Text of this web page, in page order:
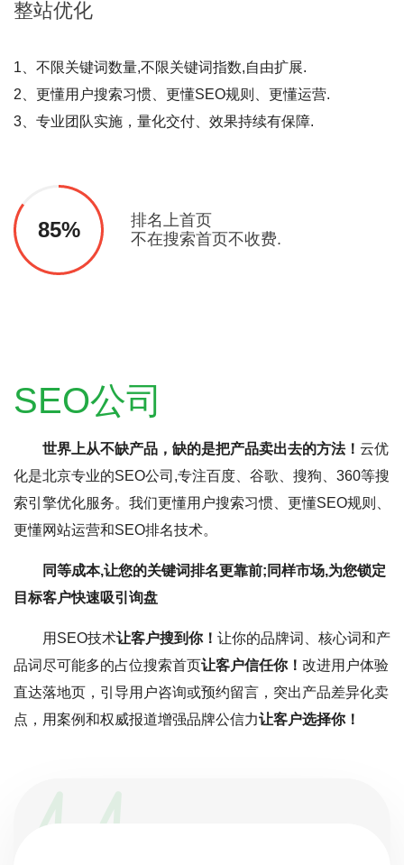
整站优化
1、不限关键词数量,不限关键词指数,自由扩展.
2、更懂用户搜索习惯、更懂SEO规则、更懂运营.
3、专业团队实施，量化交付、效果持续有保障.
85%
排名上首页
不在搜索首页不收费.
SEO公司
世界上从不缺产品，缺的是把产品卖出去的方法！ 云优
化是北京专业的SEO公司,专注百度、谷歌、搜狗、360等搜
索引擎优化服务。我们更懂用户搜索习惯、更懂SEO规则、
更懂网站运营和SEO排名技术。
同等成本,让您的关键词排名更靠前;同样市场,为您锁定
目标客户快速吸引询盘
用SEO技术让客户搜到你！ 让你的品牌词、核心词和产
品词尽可能多的占位搜索首页让客户信任你！ 改进用户体验
直达落地页，引导用户咨询或预约留言，突出产品差异化卖
点，用案例和权威报道增强品牌公信力让客户选择你！